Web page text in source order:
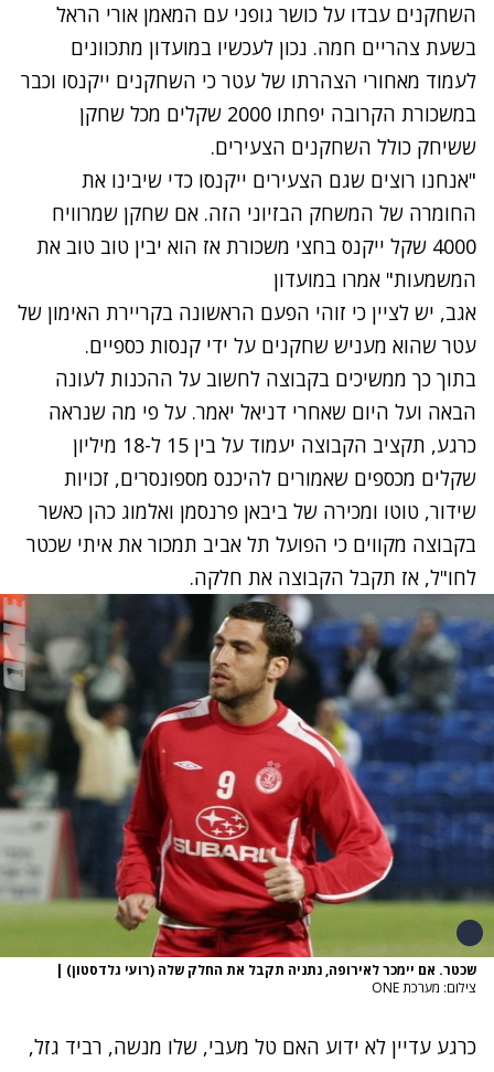
השחקנים עבדו על כושר גופני עם המאמן אורי הראל
בשעת צהריים חמה. נכון לעכשיו במועדון מתכוונים
לעמוד מאחורי הצהרתו של עטר כי השחקנים ייקנסו וכבר
במשכורת הקרובה יפחתו 2000 שקלים מכל שחקן
ששיחק כולל השחקנים הצעירים.
"אנחנו רוצים שגם הצעירים ייקנסו כדי שיבינו את
החומרה של המשחק הבזיוני הזה. אם שחקן שמרוויח
4000 שקל ייקנס בחצי משכורת אז הוא יבין טוב טוב את
המשמעות" אמרו במועדון
אגב, יש לציין כי זוהי הפעם הראשונה בקריירת האימון של
עטר שהוא מעניש שחקנים על ידי קנסות כספיים.
בתוך כך ממשיכים בקבוצה לחשוב על ההכנות לעונה
הבאה ועל היום שאחרי דניאל יאמר. על פי מה שנראה
כרגע, תקציב הקבוצה יעמוד על בין 15 ל-18 מיליון
שקלים מכספים שאמורים להיכנס מספונסרים, זכויות
שידור, טוטו ומכירה של ביבאן פרנסמן ואלמוג כהן כאשר
בקבוצה מקווים כי הפועל תל אביב תמכור את איתי שכטר
לחו"ל, אז תקבל הקבוצה את חלקה.
שכטר. אם יימכר לאירופה, נתניה תקבל את החלק שלה (רועי גלדסטון) |
צילום: מערכת ONE
כרגע עדיין לא ידוע האם טל מעבי, שלו מנשה, רביד גזל,